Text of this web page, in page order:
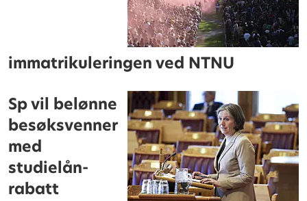
immatrikuleringen ved NTNU
Sp vil belønne
besøksvenner
med
studielån-
rabatt